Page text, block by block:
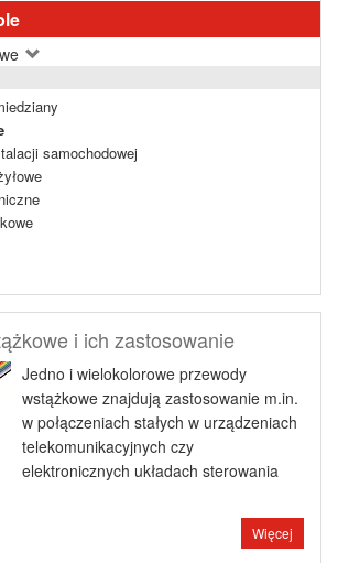
samochodowej
i ich zastosowanie
Jedno i wielokolorowe przewody
wstążkowe znajdują zastosowanie m.in.
w połączeniach stałych w urządzeniach
telekomunikacyjnych czy
elektronicznych układach sterowania
Więcej